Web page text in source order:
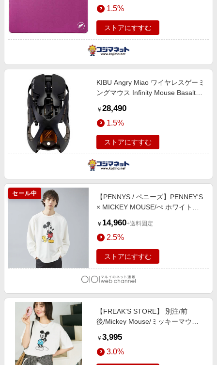
1.5%
ストアにすすむ
KIBU Angry Miao ワイヤレスゲーミ
ングマウス Infinity Mouse Basalt
ス) / 5ボタン / USB］ AM-IFM-Blk
￥ 28,490
1.5%
ストアにすすむ
セール中
【PENNYS / ペニーズ】PENNEY'S
× MICKEY MOUSE/ぺ ホワイト系
￥ 14,960+送料固定
2.5%
ストアにすすむ
【FREAK'S STORE】 別注/前
後/Mickey Mouse/ミッキーマウス
￥ 3,995
3.0%